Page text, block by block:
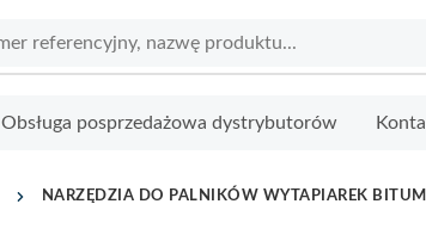
Obsługa posprzedażowa dystrybutorów
NARZĘDZIA DO PALNIKÓW WYTAPIAREK